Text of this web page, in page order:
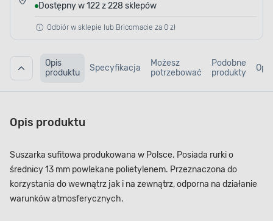
Dostępny w 122 z 228 sklepów
Odbiór w sklepie lub Bricomacie za 0 zł
Opis
produktu
Specyfikacja
Możesz
potrzebować
Podobne
produkty
Opis produktu
Suszarka sufitowa produkowana w Polsce. Posiada rurki o
średnicy 13 mm powlekane polietylenem. Przeznaczona do
korzystania do wewnątrz jak i na zewnątrz, odporna na działanie
warunków atmosferycznych.